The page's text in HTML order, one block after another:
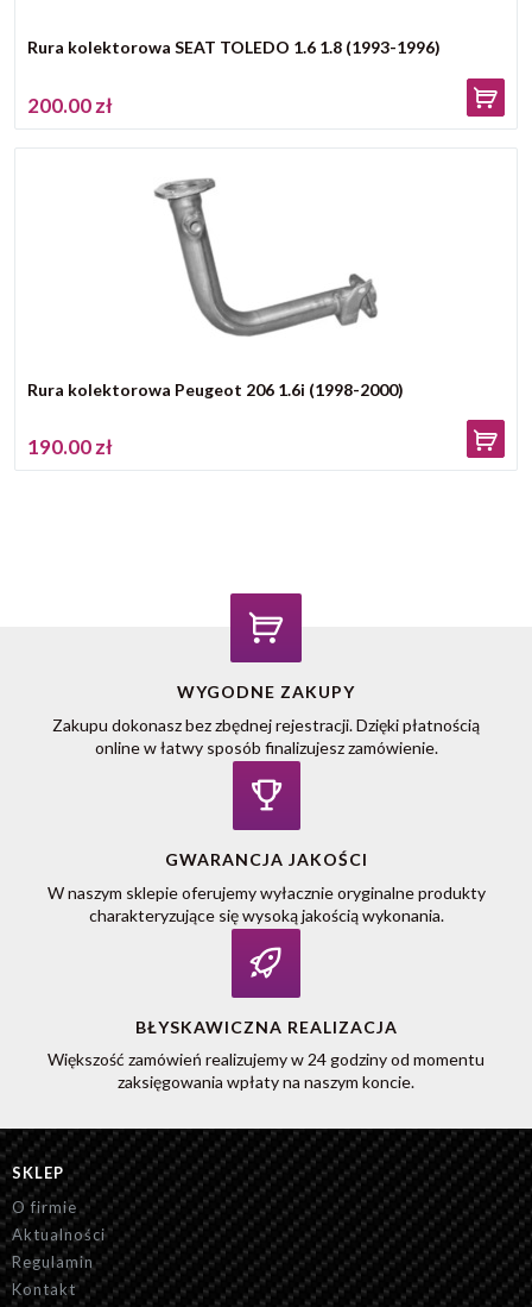
Rura kolektorowa SEAT TOLEDO 1.6 1.8 (1993-1996)
200.00 zł
Rura kolektorowa Peugeot 206 1.6i (1998-2000)
190.00 zł
WYGODNE ZAKUPY
Zakupu dokonasz bez zbędnej rejestracji. Dzięki płatnością
online w łatwy sposób finalizujesz zamówienie.
GWARANCJA JAKOŚCI
W naszym sklepie oferujemy wyłacznie oryginalne produkty
charakteryzujące się wysoką jakością wykonania.
BŁYSKAWICZNA REALIZACJA
Większość zamówień realizujemy w 24 godziny od momentu
zaksięgowania wpłaty na naszym koncie.
SKLEP
O firmie
Aktualności
Regulamin
Kontakt